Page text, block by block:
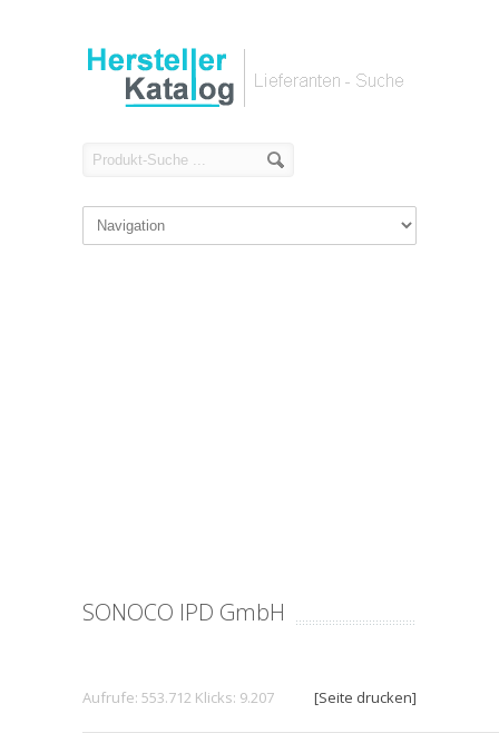
SONOCO IPD GmbH
Aufrufe: 553.712 Klicks: 9.207 [Seite drucken]